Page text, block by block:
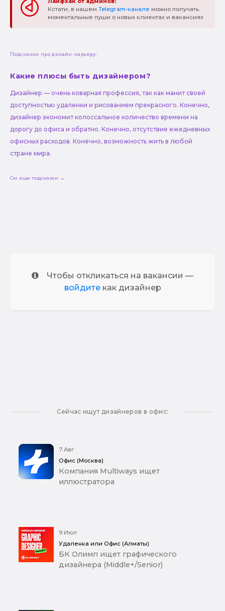
Кстати, в нашем Telegram-канале можно получать
моментальные пуши о новых клиентах и вакансиях
Подсказки про дизайн-карьеру:
Какие плюсы быть дизайнером?
Дизайнер — очень коварная профессия, так как манит своей
доступностью удаленки и рисованием прекрасного. Конечно,
дизайнер экономит колоссальное количество времени на
дорогу до офиса и обратно. Конечно, отсутствие ежедневных
офисных расходов. Конечно, возможность жить в любой
стране мира.
См. еще подсказки →
Чтобы откликаться на вакансии —
войдитекак дизайнер
Сейчас ищут дизайнеров в офис:
7 Авг
Офис (Москва)
Компания Multiways ищет
иллюстратора
9 Июл
Удаленка или Офис (Алматы)
БК Олимп ищет графического
дизайнера (Middle+/Senior)